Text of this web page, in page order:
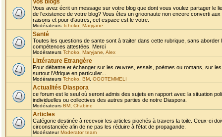
Vos blogs
Vous avez écrit un message sur votre blog que dont vous voulez partager le
de l'existence de votre blog? Vous êtes un grioonaute non encore converti
raisons et pour d'autres, cet espace est le votre.
Modérateurs Tchoko Maryjane
Santé
Toutes les questions de sante sont à traiter dans cette rubrique, sans
compétences attestées. Merci
Modérateurs Tchoko Maryjane Alex
Littérature Etrangère
Pour débattre et échanger sur les œuvres, essais, poèmes ou romans, sur
surtout l'Afrique en particulier...
Modérateurs Tchoko BM OGOTEMMELI
Actualités Diaspora
ce forum est le seul où seront admis des sujets en rapport avec la situation
individuelles ou collectives des autres parties de notre Diaspora.
Modérateurs BM Chabine
Articles
Catégorie destinée à recevoir les articles piochés à travers la toile. Ceux-ci
circonstanciée afin de ne pas les réduire à l'état de propagande.
ModérateurModerator team